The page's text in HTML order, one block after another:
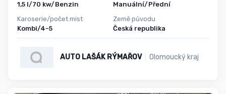
1,5 l/70 kw/Benzin
Karoserie/počet míst
Kombi/4-5
Manuální/Přední
Země původu
Česká republika
AUTO LAŠÁK RÝMAŘOV Olomoucký kraj